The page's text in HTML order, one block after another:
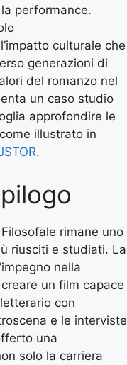
performance.
culturale che
generazioni di
del romanzo nel
un caso studio
approfondire le
illustrato in
.
rimane uno
riusciti e studiati. La
nella
un film capace
con
e le interviste
una
solo la carriera